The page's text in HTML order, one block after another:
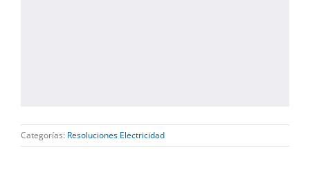
Categorías: Resoluciones Electricidad